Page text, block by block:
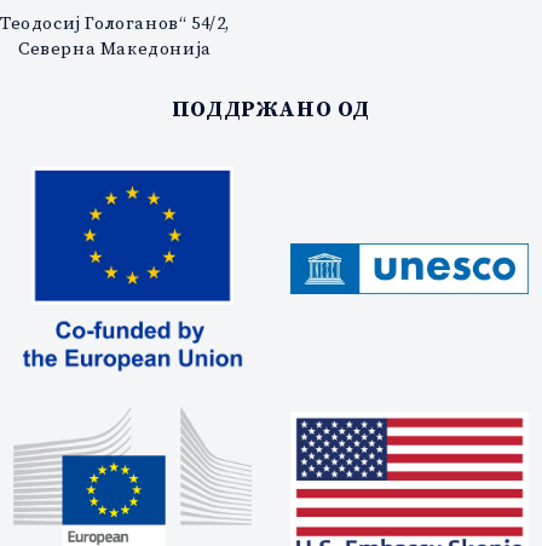
Теодосиј Гологанов“ 54/2,
Северна Македонија
ПОДДРЖАНО ОД